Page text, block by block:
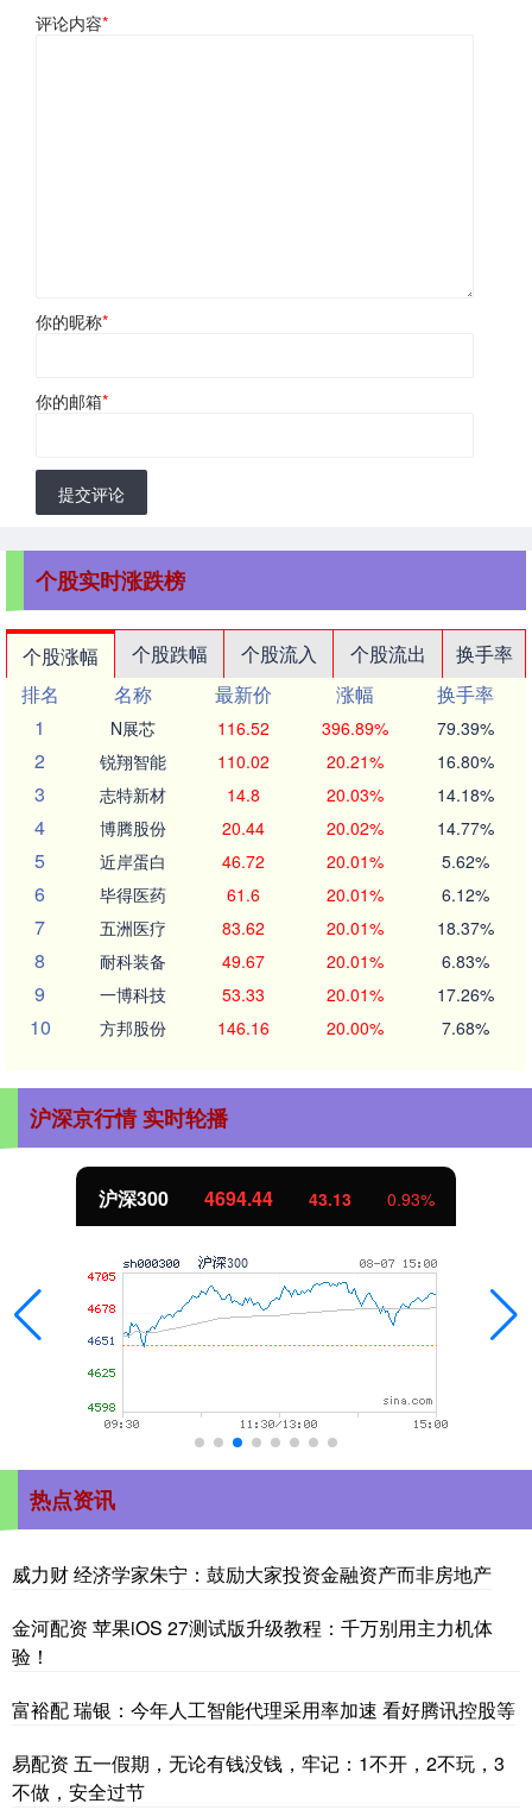
评论内容*
你的昵称*
你的邮箱*
提交评论
个股实时涨跌榜
个股涨幅 个股跌幅 个股流入 个股流出
换手率
排名
名称 最新价 涨幅
换手率
1
N展芯 116.52 396.89% 79.39%
2 锐翔智能 110.02 20.21% 16.80%
3 志特新材 14.8 20.03% 14.18%
4 博腾股份 20.44 20.02% 14.77%
5 近岸蛋白 46.72 20.01% 5.62%
6 毕得医药 61.6 20.01% 6.12%
7 五洲医疗 83.62 20.01% 18.37%
8 耐科装备 49.67 20.01% 6.83%
9 一博科技 53.33 20.01% 17.26%
10 方邦股份 146.16 20.00% 7.68%
沪深京行情 实时轮播
北证50 1134.24 11.37 1.01%
热点资讯
威力财 经济学家朱宁：鼓励大家投资金融资产而非房地产
金河配资 苹果iOS 27测试版升级教程：千万别用主力机体
验！
富裕配 瑞银：今年人工智能代理采用率加速 看好腾讯控股等
易配资 五一假期，无论有钱没钱，牢记：1不开，2不玩，3
不做，安全过节